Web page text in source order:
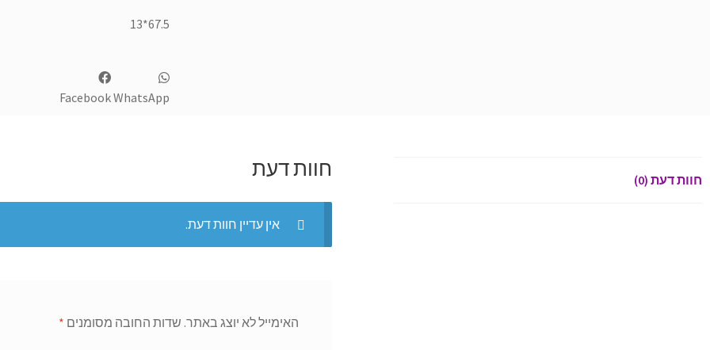
67.5*13
WhatsApp
Facebook
חוות דעת (0) חוות דעת
אין עדיין חוות דעת.
האימייל לא יוצג באתר. שדות החובה מסומנים *